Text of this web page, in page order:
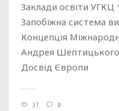
Заклади освіти УГКЦ
Запобіжна система
Концепція
Андрея Шептицького
Досвід Європи
37 0